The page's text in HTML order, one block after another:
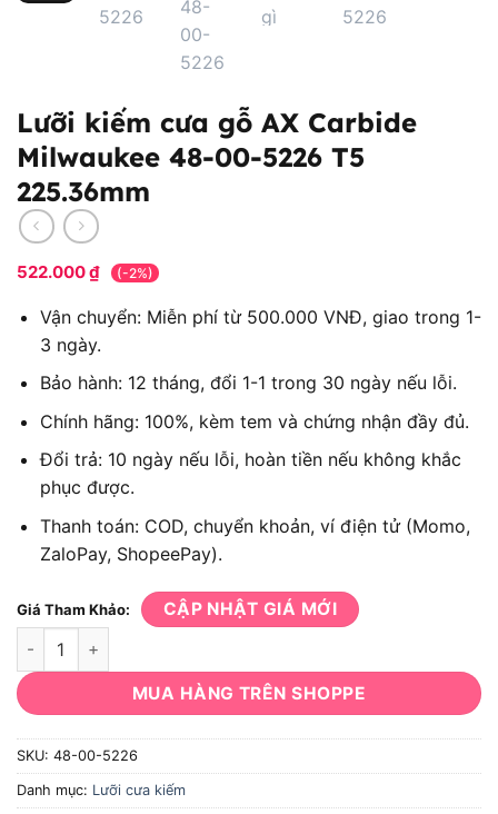
Lưỡi kiếm cưa gỗ AX Carbide
Milwaukee 48-00-5226 T5
225.36mm
522.000₫ (-2%)
Vận chuyển: Miễn phí từ 500.000 VNĐ, giao trong 1-
3 ngày.
Bảo hành: 12 tháng, đổi 1-1 trong 30 ngày nếu lỗi.
Chính hãng: 100%, kèm tem và chứng nhận đầy đủ.
Đổi trả: 10 ngày nếu lỗi, hoàn tiền nếu không khắc
phục được.
Thanh toán: COD, chuyển khoản, ví điện tử (Momo,
ZaloPay, ShopeePay).
Giá Tham Khảo: CẬP NHẬT GIÁ MỚI
Lưỡi kiếm cưa gỗ AX Carbide Milwaukee 48-00-5226 T5
MUA HÀNG TRÊN SHOPPE
SKU: 48-00-5226
Danh mục: Lưỡi cưa kiếm